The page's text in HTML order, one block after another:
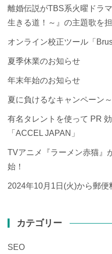
離婚伝説がTBS系火曜ドラ
生きる道！～』の主題歌を
オンライン校正ツール「
夏季休業のお知らせ
年末年始のお知らせ
夏に負けるなキャンペーン
有名タレントを使って PR
「ACCEL JAPAN」
TVアニメ『ラーメン赤猫』
始！
2024年10月1日(火)から郵便
カテゴリー
SEO